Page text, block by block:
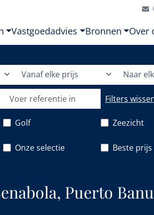
Vastgoedadvies Bronnen Over
Vanaf elke prijs Naar
Filters
Golf Zeezicht
Onze selectie Beste prijs
Puerto